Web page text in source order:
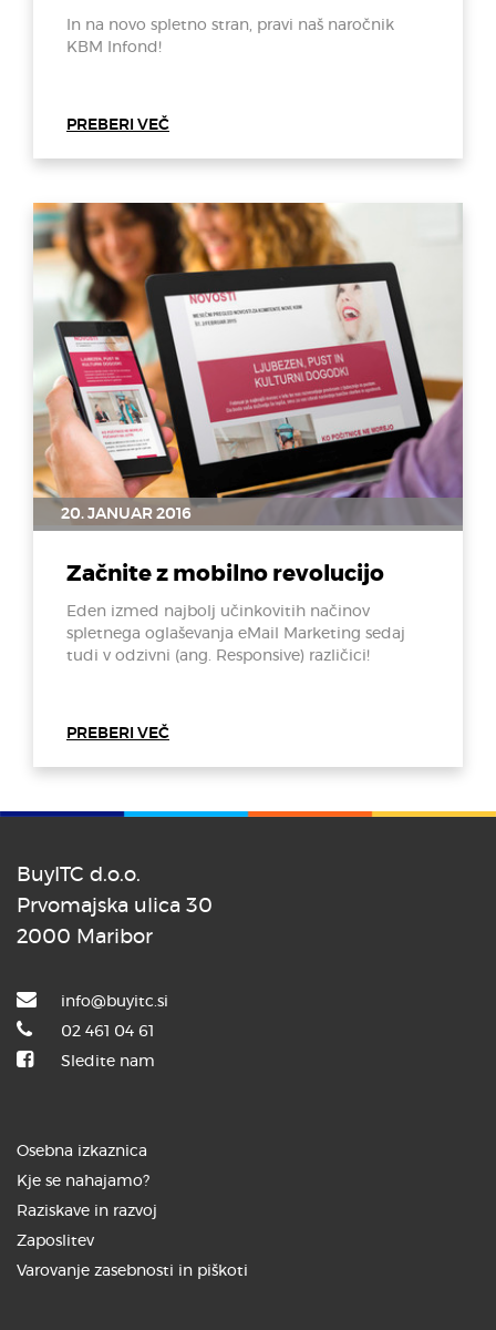
In na novo spletno stran, pravi naš naročnik
KBM Infond!
PREBERI VEČ
20. JANUAR 2016
Začnite z mobilno revolucijo
Eden izmed najbolj učinkovitih načinov
spletnega oglaševanja eMail Marketing sedaj
tudi v odzivni (ang. Responsive) različici!
PREBERI VEČ
BuyITC d.o.o.
Prvomajska ulica 30
2000 Maribor
info@buyitc.si
02 461 04 61
Sledite nam
Osebna izkaznica
Kje se nahajamo?
Raziskave in razvoj
Zaposlitev
Varovanje zasebnosti in piškoti